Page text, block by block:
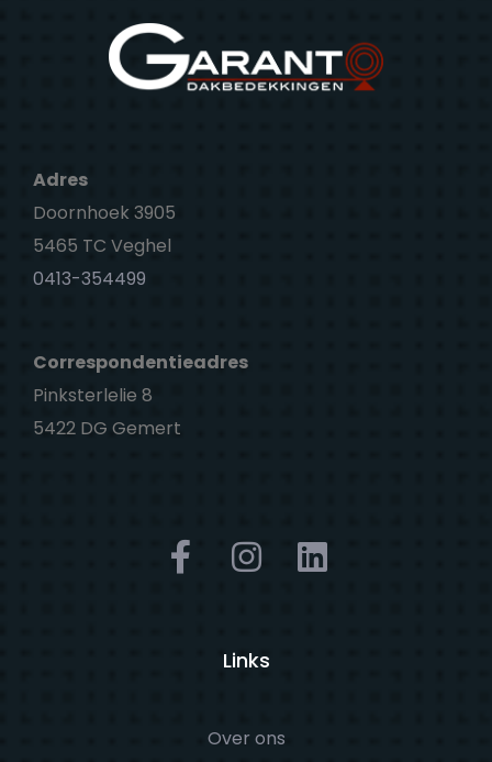
Adres
Doornhoek 3905
5465 TC Veghel
0413-354499
Correspondentieadres
Pinksterlelie 8
5422 DG Gemert
Links
Over ons